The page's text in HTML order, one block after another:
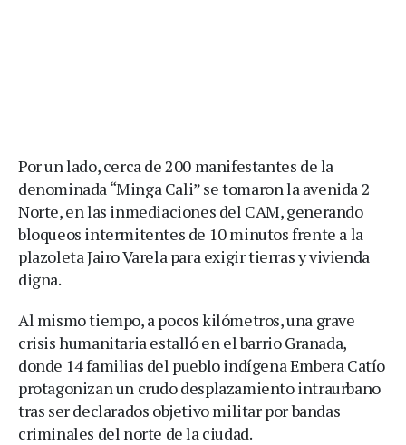
Por un lado, cerca de 200 manifestantes de la
denominada “Minga Cali” se tomaron la avenida 2
Norte, en las inmediaciones del CAM, generando
bloqueos intermitentes de 10 minutos frente a la
plazoleta Jairo Varela para exigir tierras y vivienda
digna.
Al mismo tiempo, a pocos kilómetros, una grave
crisis humanitaria estalló en el barrio Granada,
donde 14 familias del pueblo indígena Embera Catío
protagonizan un crudo desplazamiento intraurbano
tras ser declarados objetivo militar por bandas
criminales del norte de la ciudad.